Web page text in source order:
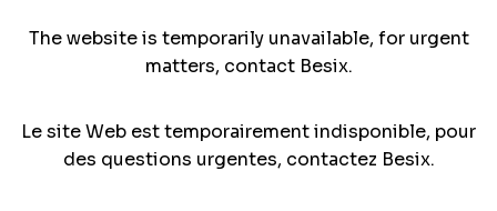
The website is temporarily unavailable, for urgent
matters, contact Besix.
Le site Web est temporairement indisponible, pour
des questions urgentes, contactez Besix.